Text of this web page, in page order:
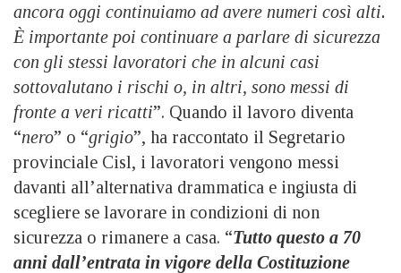
ancora oggi continuiamo ad avere numeri così alti.
È importante poi continuare a parlare di sicurezza
con gli stessi lavoratori che in alcuni casi
sottovalutano i rischi o, in altri, sono messi di
fronte a veri ricatti”. Quando il lavoro diventa
“nero” o “grigio”, ha raccontato il Segretario
provinciale Cisl, i lavoratori vengono messi
davanti all’alternativa drammatica e ingiusta di
scegliere se lavorare in condizioni di non
sicurezza o rimanere a casa. “Tutto questo a 70
anni dall’entrata in vigore della Costituzione